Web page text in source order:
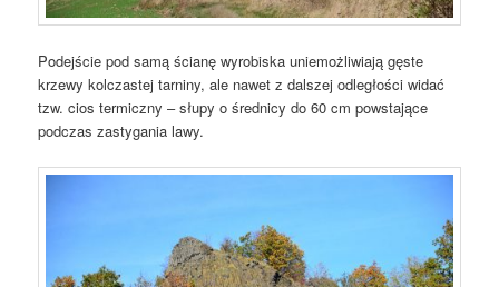
Podejście pod samą ścianę wyrobiska uniemożliwiają gęste
krzewy kolczastej tarniny, ale nawet z dalszej odległości widać
tzw. cios termiczny – słupy o średnicy do 60 cm powstające
podczas zastygania lawy.